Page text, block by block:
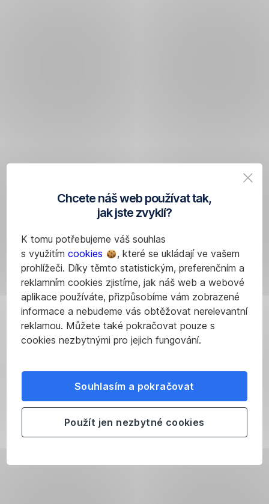
Chcete náš web používat tak,
jak jste zvyklí?
K tomu potřebujeme váš souhlas
s využitím cookies
, které se ukládají ve vašem
prohlížeči. Díky těmto statistickým, preferenčním a
reklamním cookies zjistíme, jak náš web a webové
aplikace používáte, přizpůsobíme vám zobrazené
informace a nebudeme vás obtěžovat nerelevantní
reklamou. Můžete také pokračovat pouze s
cookies nezbytnými pro jejich fungování.
Souhlasím a pokračovat
Použít jen nezbytné cookies